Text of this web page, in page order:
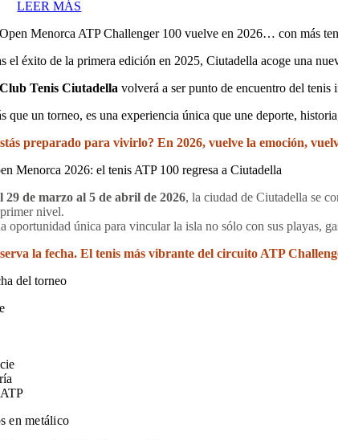
LEER MÁS
Menorca ATP Challenger 100 vuelve en 2026… con más
el éxito de la primera edición en 2025, Ciutadella acoge una
Club Tenis Ciutadella volverá a ser punto de encuentro del
que un torneo, es una experiencia única que une deporte,
preparado para vivirlo? En 2026, vuelve la emoción,
Menorca 2026: el tenis ATP 100 regresa a Ciutadella
29 de marzo al 5 de abril de 2026, la ciudad de Ciutadella se
nivel.
oportunidad única para vincular la isla no sólo con sus playas,
la fecha. El tenis más vibrante del circuito ATP
del torneo
en metálico